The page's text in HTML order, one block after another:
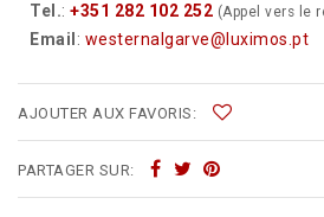
Tel.: +351 282 102 252 (Appel vers le
Email : westernalgarve@luximos.pt
AJOUTER AUX FAVORIS:
PARTAGER SUR: